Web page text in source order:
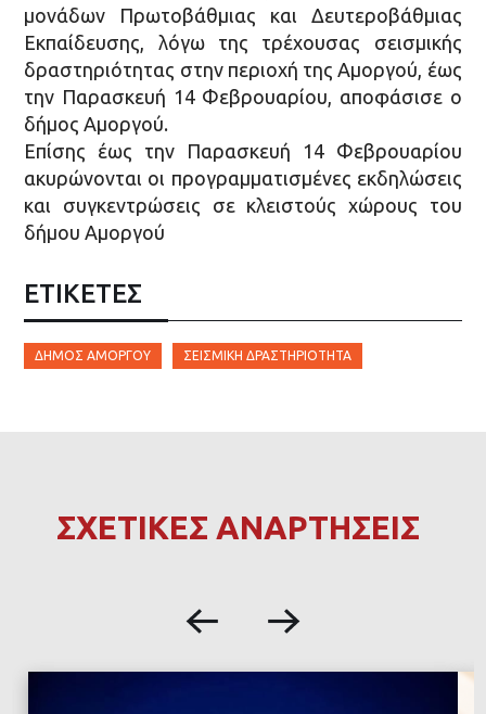
μονάδων Πρωτοβάθμιας και Δευτεροβάθμιας
Εκπαίδευσης, λόγω της τρέχουσας σεισμικής
δραστηριότητας στην περιοχή της Αμοργού, έως
την Παρασκευή 14 Φεβρουαρίου, αποφάσισε ο
δήμος Αμοργού.
Επίσης έως την Παρασκευή 14 Φεβρουαρίου
ακυρώνονται οι προγραμματισμένες εκδηλώσεις
και συγκεντρώσεις σε κλειστούς χώρους του
δήμου Αμοργού
ΕΤΙΚΈΤΕΣ
ΔΉΜΟΣ ΑΜΟΡΓΟΎ ΣΕΙΣΜΙΚΉ ΔΡΑΣΤΗΡΙΌΤΗΤΑ
ΣΧΕΤΙΚΕΣ ΑΝΑΡΤΗΣΕΙΣ